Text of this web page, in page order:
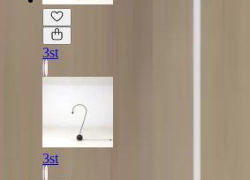
3st
3st